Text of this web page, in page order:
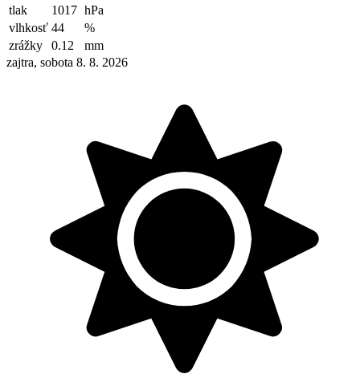
tlak
1017 hPa
vlhkosť 44
%
zrážky
0.12
mm
zajtra, sobota 8. 8. 2026